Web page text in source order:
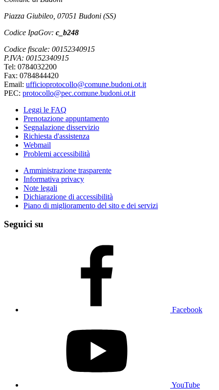
Piazza Giubileo, 07051 Budoni (SS)
Codice IpaGov: c_b248
Codice fiscale: 00152340915
P.IVA: 00152340915
Tel: 0784032200
Fax: 0784844420
Email: ufficioprotocollo@comune.budoni.ot.it
PEC: protocollo@pec.comune.budoni.ot.it
Leggi le FAQ
Prenotazione appuntamento
Segnalazione disservizio
Richiesta d'assistenza
Webmail
Problemi accessibilità
Amministrazione trasparente
Informativa privacy
Note legali
Dichiarazione di accessibilità
Piano di miglioramento del sito e dei servizi
Seguici su
Facebook
YouTube